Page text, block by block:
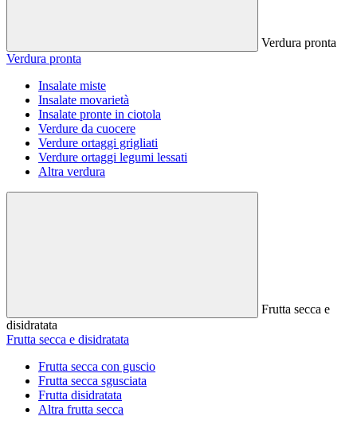
Verdura pronta
Verdura pronta
Insalate miste
Insalate movarietà
Insalate pronte in ciotola
Verdure da cuocere
Verdure ortaggi grigliati
Verdure ortaggi legumi lessati
Altra verdura
Frutta secca e
disidratata
Frutta secca e disidratata
Frutta secca con guscio
Frutta secca sgusciata
Frutta disidratata
Altra frutta secca